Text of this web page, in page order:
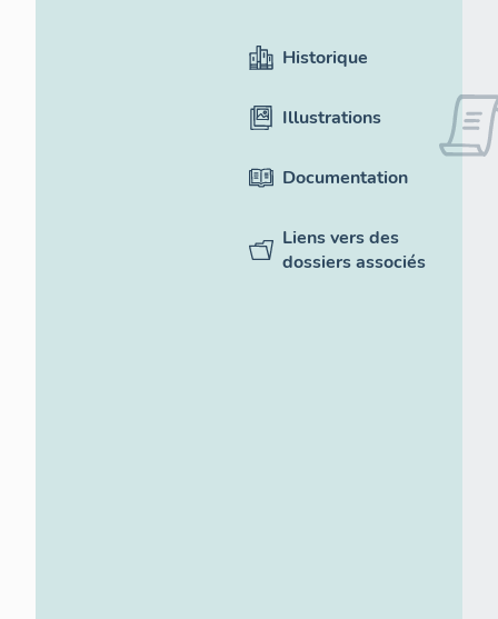
Historique
Illustrations
Documentation
Liens vers des
dossiers associés